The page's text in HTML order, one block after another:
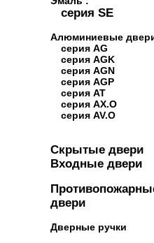
серия SE
Алюминиевые
серия AG
серия AGK
серия AGN
серия AGP
серия AT
серия AX.O
серия AV.O
Скрытые двери
Входные двери
двери
Дверные ручки